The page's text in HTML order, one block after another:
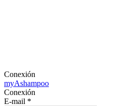
Conexión
myAshampoo
Conexión
E-mail *